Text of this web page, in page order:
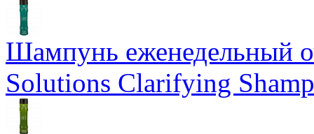
Шампунь еженедельный
Solutions Clarifying